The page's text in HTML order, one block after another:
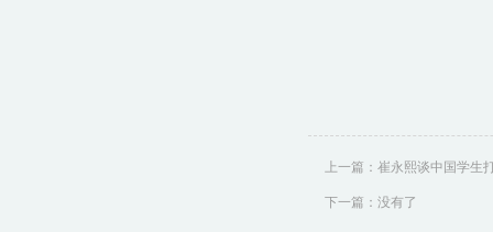
上一篇： 崔永熙谈中国学生
下一篇：没有了